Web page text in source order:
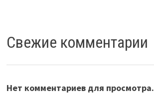
Свежие комментарии
Нет комментариев для просмотра.